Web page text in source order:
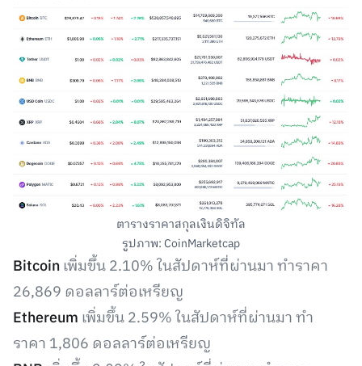
ตารางราคาสกุลเงินดิจิทัล
รูปภาพ: CoinMarketcap
Bitcoinเพิ่มขึ้น 2.10% ในสัปดาห์ที่ผ่านมา ทำราคา
26,869 ดอลลาร์ต่อเหรียญ
Ethereum เพิ่มขึ้น 2.59% ในสัปดาห์ที่ผ่านมา ทำ
ราคา 1,806 ดอลลาร์ต่อเหรียญ